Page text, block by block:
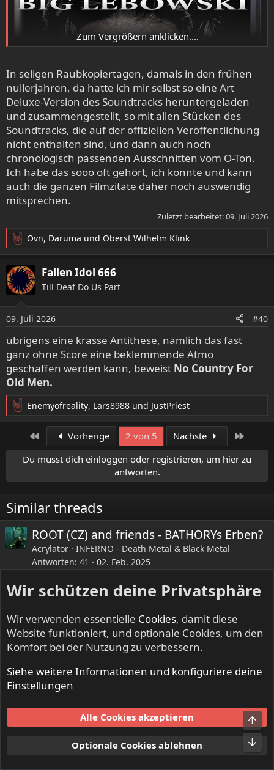
Diese Filme sind wegen der Handlung und den Darstellern
und Charakteren schon klasse, aber die Soundtracks
brauchen sich auch nicht zu verstecken.
Zum Vergrößern anklicken....
In seligen Raubkopiertagen, damals in den frühen
nullerjahren, da hatte ich mir selbst so eine Art
Deluxe-Version des Soundtracks heruntergeladen
und zusammengestellt, so mit allen Stücken des
Soundtracks, die auf der offiziellen Veröffentlichung
nicht enthalten sind, und dann auch noch
chronologisch passenden Ausschnitten vom O-Ton.
Ich habe das sooo oft gehört, ich konnte und kann
auch die ganzen Filmzitate daher noch auswendig
mitsprechen.
Zuletzt bearbeitet:09. Juli 2026
R
e
a
k
t
n
e
n
:
Ovn, Daruma und Oberst Wilhelm Klink
Fallen Idol 666
Till Deaf Do Us Part
09. Juli 2026 #40
übrigens eine krasse Antithese, nämlich das fast
ganz ohne Score eine beklemmende Atmo
geschaffen werden kann, beweist No Country For
Old Men.
R
e
o
n
e
n
:
Enemyofreality, Lars8988 und JustPriest
Erste Vorherige 2 von 5 Nächste
Du musst dich einloggen oder registrieren, um hier zu
antworten.
Similar threads
ROOT (CZ) and friends - BATHORYs Erben?
Acrylator
INFERNO - Death Metal & Black Metal
Antworten 41 02. Feb. 2025
Teilen: LinkedIn
E-MailLink
SOMETHIN' ELSE - Multimediales
Nutzungsbedingungen
Datenschutz
S
Wir schützen deine Privatsphäre
Wir verwenden essentielle Cookies, damit diese
Website funktioniert, und optionale Cookies, um den
Komfort bei der Nutzung zu verbessern.
Siehe weitere Informationen und konfiguriere deine
Einstellungen
Alle Cookies akzeptieren
Optionale Cookies ablehnen